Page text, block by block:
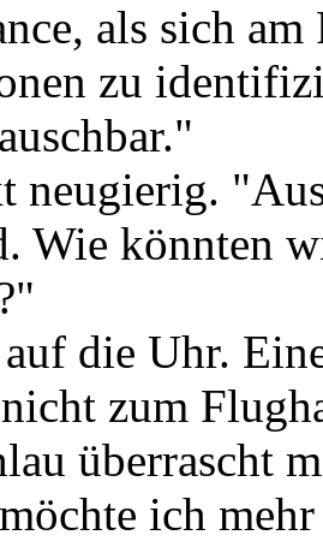
als sich
zu
neugierig.
Wie könnten
die Uhr.
zum
überrascht
ich